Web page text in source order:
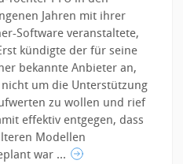
Jahren mit ihrer
Software veranstaltete,
kündigte der für seine
bekannte Anbieter an,
um die Unterstützung
zu wollen und rief
effektiv entgegen, dass
Modellen
war ...